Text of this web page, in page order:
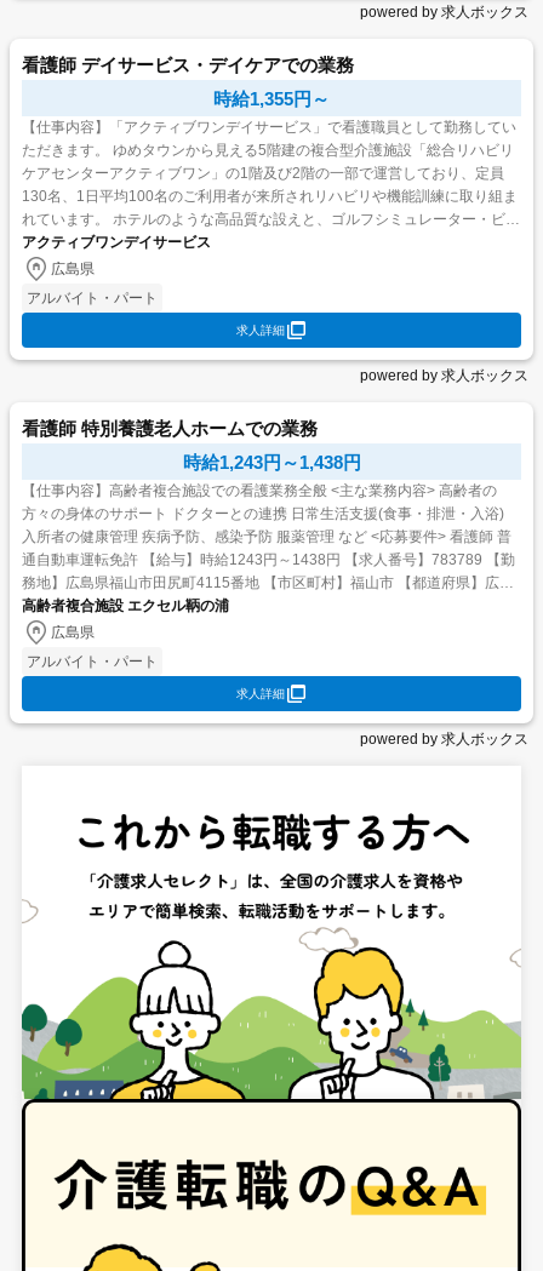
powered by 求人ボックス
看護師 デイサービス・デイケアでの業務
時給1,355円～
【仕事内容】「アクティブワンデイサービス」で看護職員として勤務してい
ただきます。 ゆめタウンから見える5階建の複合型介護施設「総合リハビリ
ケアセンターアクティブワン」の1階及び2階の一部で運営しており、定員
130名、1日平均100名のご利用者が来所されリハビリや機能訓練に取り組ま
れています。 ホテルのような高品質な設えと、ゴルフシミュレーター・ビリ
ヤード・シャッフルボード・囲碁・将棋・卓球・全自動...
アクティブワンデイサービス
広島県
アルバイト・パート
求人詳細
powered by 求人ボックス
看護師 特別養護老人ホームでの業務
時給1,243円～1,438円
【仕事内容】高齢者複合施設での看護業務全般 <主な業務内容> 高齢者の
方々の身体のサポート ドクターとの連携 日常生活支援(食事・排泄・入浴)
入所者の健康管理 疾病予防、感染予防 服薬管理 など <応募要件> 看護師 普
通自動車運転免許 【給与】時給1243円～1438円 【求人番号】783789 【勤
務地】広島県福山市田尻町4115番地 【市区町村】福山市 【都道府県】広島
県 【最寄り駅】...
高齢者複合施設 エクセル鞆の浦
広島県
アルバイト・パート
求人詳細
powered by 求人ボックス